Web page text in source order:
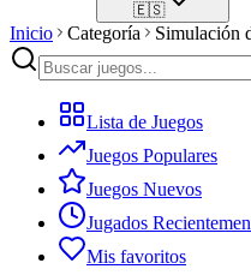
🇪🇸
Inicio Categoría Simulación
Lista de Juegos
Juegos Populares
Juegos Nuevos
Jugados
Mis favoritos